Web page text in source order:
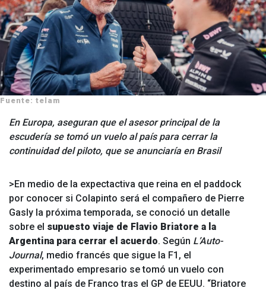
Fuente: telam
En Europa, aseguran que el asesor principal de la
escudería se tomó un vuelo al país para cerrar la
continuidad del piloto, que se anunciaría en Brasil
>En medio de la expectactiva que reina en el paddock
por conocer si Colapinto será el compañero de Pierre
Gasly la próxima temporada, se conoció un detalle
sobre el supuesto viaje de Flavio Briatore a la
Argentina para cerrar el acuerdo. Según L’Auto-
Journal, medio francés que sigue la F1, el
experimentado empresario se tomó un vuelo con
destino al país de Franco tras el GP de EEUU. “Briatore